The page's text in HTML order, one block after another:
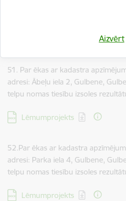
Aizvērt
51. Par ēkas ar kadastra
adresi: Ābeļu iela 2, Gulbene,
telpu nomas tiesību izsoles
Lejupielādēt:
Lēmumprojekts
52.Par ēkas ar kadastra
adresi: Parka iela 4, Gulbene,
telpu nomas tiesību izsoles
Lejupielādēt:
Lēmumprojekts